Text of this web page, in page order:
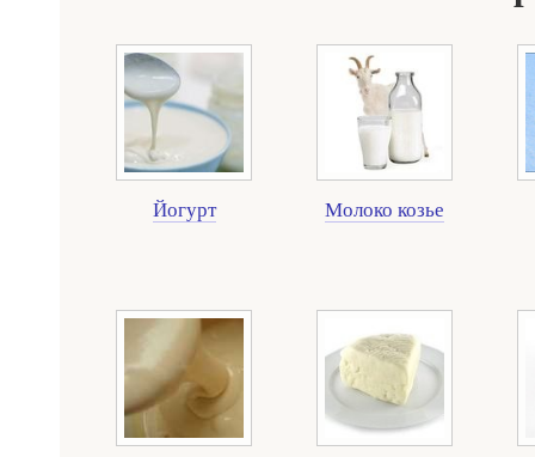
Йогурт Молоко козье